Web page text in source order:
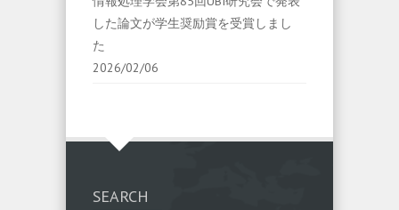
した論文が学生奨励賞を受賞しまし
た
2026/02/06
SEARCH